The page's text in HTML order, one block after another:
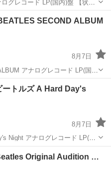
レコード LP(国内)盤 【状
落としきれない汚れなどござい
お値引きは出来...SECOND ALBUM
8月7日
アナログレコード LP(国
ください ・...
ートルズ A Hard Day's
8月7日
Night アナログレコード LP(日
ください ...Original Audition …